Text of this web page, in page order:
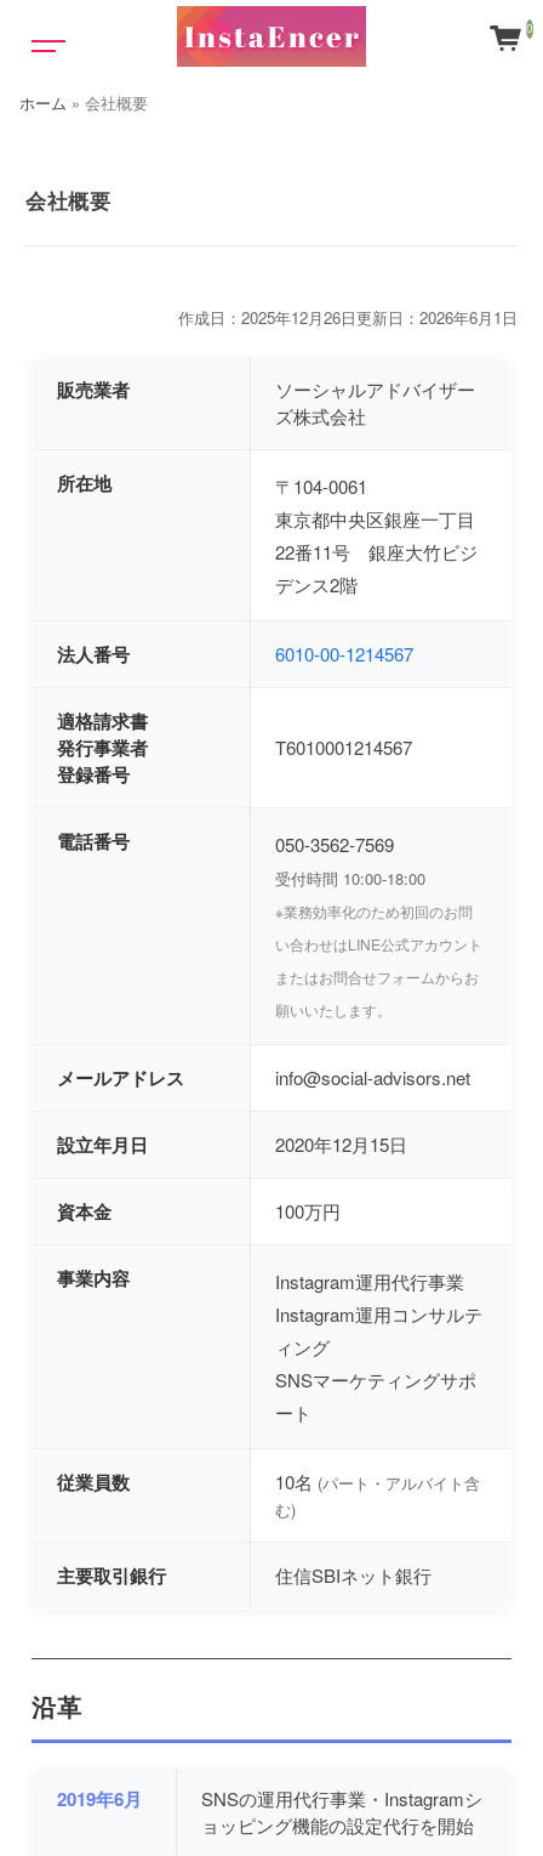
0
ホーム » 会社概要
会社概要
作成日：2025年12月26日更新日：2026年6月1日
販売業者
ソーシャルアドバイザー
ズ株式会社
所在地
〒104-0061
東京都中央区銀座一丁目
22番11号 銀座大竹ビジ
デンス2階
法人番号 6010-00-1214567
適格請求書
発行事業者
登録番号
T6010001214567
電話番号 050-3562-7569
受付時間 10:00-18:00
※業務効率化のため初回のお問
い合わせはLINE公式アカウント
またはお問合せフォームからお
願いいたします。
メールアドレス info@social-advisors.net
設立年月日 2020年12月15日
資本金 100万円
事業内容
Instagram運用代行事業
Instagram運用コンサルテ
ィング
SNSマーケティングサポ
ート
従業員数 10名 (パート・アルバイト含
む)
主要取引銀行 住信SBIネット銀行
沿革
2019年6月
SNSの運用代行事業・Instagramシ
ョッピング機能の設定代行を開始